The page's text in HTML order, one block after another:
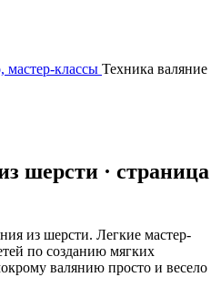
мастер-классы Техника валяние
шерсти · страница
из шерсти. Легкие мастер-
по созданию мягких
валянию просто и весело